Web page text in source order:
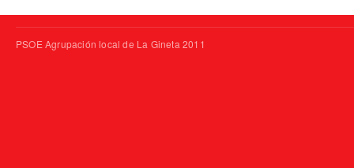
PSOE Agrupación local de La Gineta 2011